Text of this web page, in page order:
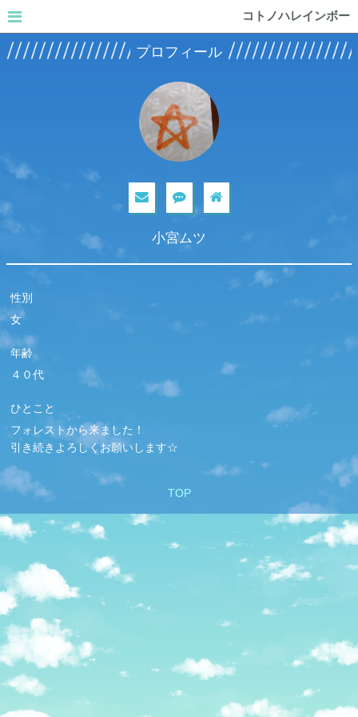
コトノハレインボー
プロフィール
小宮ムツ
性別
女
年齢
４０代
ひとこと
フォレストから来ました！
引き続きよろしくお願いします☆
TOP